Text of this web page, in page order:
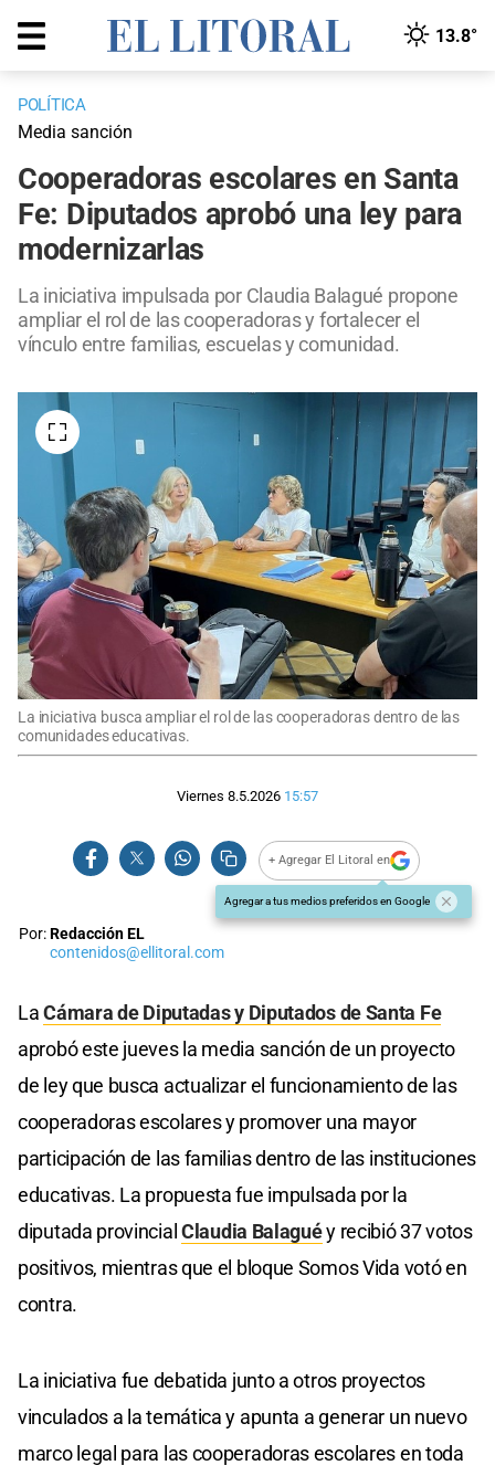
13.8°
POLÍTICA
Media sanción
Cooperadoras escolares en Santa
Fe: Diputados aprobó una ley para
modernizarlas
La iniciativa impulsada por Claudia Balagué propone
ampliar el rol de las cooperadoras y fortalecer el
vínculo entre familias, escuelas y comunidad.
La iniciativa busca ampliar el rol de las cooperadoras dentro de las
comunidades educativas.
Viernes 8.5.2026 15:57
+ Agregar El Litoral en
Agregar a tus medios preferidos en Google
Por:Redacción EL
contenidos@ellitoral.com
LaCámara de Diputadas y Diputados de Santa Fe
aprobó este jueves la media sanción de un proyecto
de ley que busca actualizar el funcionamiento de las
cooperadoras escolares y promover una mayor
participación de las familias dentro de las instituciones
educativas. La propuesta fue impulsada por la
diputada provincialClaudia Balaguéy recibió 37 votos
positivos, mientras que el bloque Somos Vida votó en
contra.
La iniciativa fue debatida junto a otros proyectos
vinculados a la temática y apunta a generar un nuevo
marco legal para las cooperadoras escolares en toda